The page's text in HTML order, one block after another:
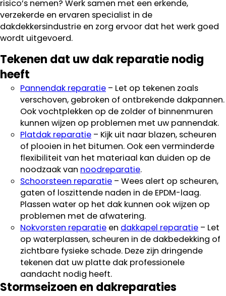
risico’s nemen? Werk samen met een erkende,
verzekerde en ervaren specialist in de
dakdekkersindustrie en zorg ervoor dat het werk goed
wordt uitgevoerd.
Tekenen dat uw dak reparatie nodig
heeft
Pannendak reparatie – Let op tekenen zoals
verschoven, gebroken of ontbrekende dakpannen.
Ook vochtplekken op de zolder of binnenmuren
kunnen wijzen op problemen met uw pannendak.
Platdak reparatie – Kijk uit naar blazen, scheuren
of plooien in het bitumen. Ook een verminderde
flexibiliteit van het materiaal kan duiden op de
noodzaak van noodreparatie.
Schoorsteen reparatie – Wees alert op scheuren,
gaten of loszittende naden in de EPDM-laag.
Plassen water op het dak kunnen ook wijzen op
problemen met de afwatering.
Nokvorsten reparatie en dakkapel reparatie – Let
op waterplassen, scheuren in de dakbedekking of
zichtbare fysieke schade. Deze zijn dringende
tekenen dat uw platte dak professionele
aandacht nodig heeft.
Stormseizoen en dakreparaties